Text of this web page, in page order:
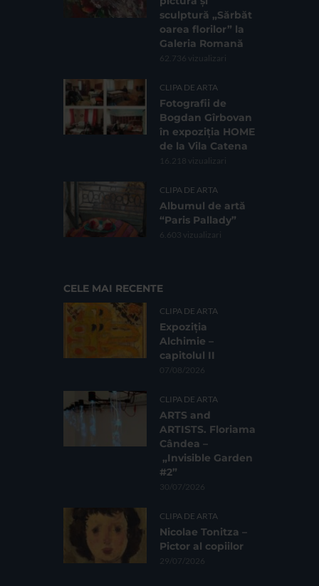
sculptură „Sărbăt
oarea florilor” la
Galeria Romană
62.736 vizualizari
CLIPA DE ARTA
Fotografii de
Bogdan Gîrbovan
în expoziția HOME
de la Vila Catena
16.218 vizualizari
CLIPA DE ARTA
Albumul de artă
“Paris Pallady”
6.603 vizualizari
CELE MAI RECENTE
CLIPA DE ARTA
Expoziția
Alchimie –
capitolul II
07/08/2026
CLIPA DE ARTA
ARTS and
ARTISTS. Floriama
Cândea –
„Invisible Garden
#2”
30/07/2026
CLIPA DE ARTA
Nicolae Tonitza –
Pictor al copiilor
29/07/2026